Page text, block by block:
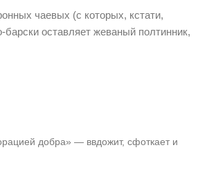
чаевых (с которых, кстати,
барски оставляет жеваный полтинник,
добра» — ввдожит, сфоткает и